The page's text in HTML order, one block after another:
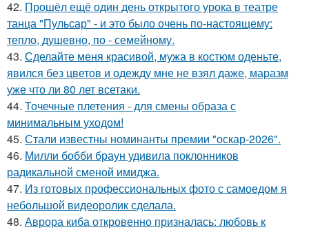
42. Прошёл ещё один день открытого урока в театре
танца "Пульсар" - и это было очень по-настоящему:
тепло, душевно, по - семейному.
43. Сделайте меня красивой, мужа в костюм оденьте,
явился без цветов и одежду мне не взял даже, маразм
уже что ли 80 лет всетаки.
44. Точечные плетения - для смены образа с
минимальным уходом!
45. Стали известны номинанты премии "оскар-2026".
46. Милли бобби браун удивила поклонников
радикальной сменой имиджа.
47. Из готовых профессиональных фото с самоедом я
небольшой видеоролик сделала.
48. Аврора киба откровенно призналась: любовь к